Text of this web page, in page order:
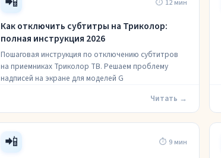
Как отключить субтитры на Триколор:
полная инструкция 2026
Пошаговая инструкция по отключению субтитров
на приемниках Триколор ТВ. Решаем проблему
надписей на экране для моделей G
Читать →
📲 ⏱ 9 мин